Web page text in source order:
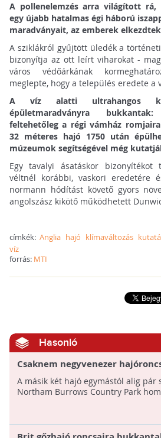
A pollenelemzés arra világított rá,
egy újabb hatalmas égi háború
maradványait, az emberek
A sziklákról gyűjtött üledék a
bizonyítja az ott leírt viharokat -
város védőárkának
meglepte, hogy a település eredete a
A víz alatti ultrahangos
épületmaradványra
feltehetőleg a régi vámház
32 méteres hajó 1750 után
múzeumok segítségével még
Egy tavalyi ásatáskor
véltnél korábbi, vaskori eredetére
normann hódítást követő gyors
angolszász kikötő működhetett
címkék: Anglia hajó klímaváltozás
víz
forrás: MTI
Hasonló
Csaknem negyvenezer
partoknál történészek szerint
A másik két hajó egymástól alig pár
Northam Burrows Country Park